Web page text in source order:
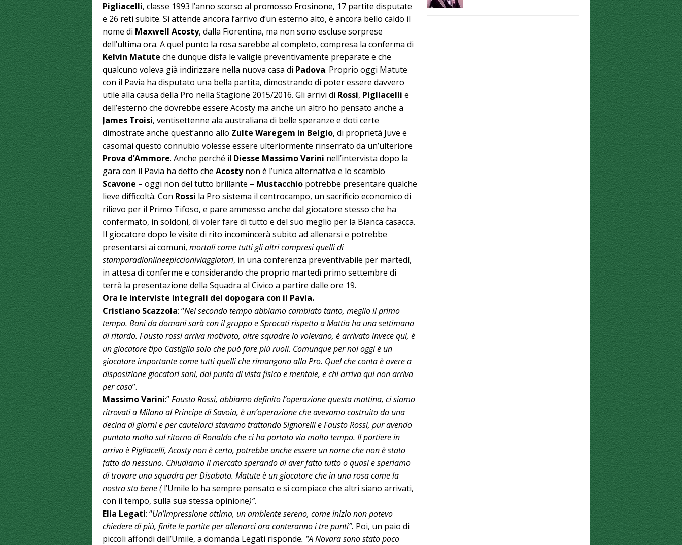
Pigliacelli, classe 1993 l’anno scorso al promosso Frosinone, 17 partite disputate
e 26 reti subite. Si attende ancora l’arrivo d’un esterno alto, è ancora bello caldo il
nome di Maxwell Acosty, dalla Fiorentina, ma non sono escluse sorprese
dell’ultima ora. A quel punto la rosa sarebbe al completo, compresa la conferma di
Kelvin Matute che dunque disfa le valigie preventivamente preparate e che
qualcuno voleva già indirizzare nella nuova casa di Padova. Proprio oggi Matute
con il Pavia ha disputato una bella partita, dimostrando di poter essere davvero
utile alla causa della Pro nella Stagione 2015/2016. Gli arrivi di Rossi, Pigliacelli e
dell’esterno che dovrebbe essere Acosty ma anche un altro ho pensato anche a
James Troisi, ventisettenne ala australiana di belle speranze e doti certe
dimostrate anche quest’anno allo Zulte Waregem in Belgio, di proprietà Juve e
casomai questo connubio volesse essere ulteriormente rinserrato da un’ulteriore
Prova d’Ammore. Anche perché il Diesse Massimo Varini nell’intervista dopo la
gara con il Pavia ha detto che Acostynon è l’unica alternativa e lo scambio
Scavone – oggi non del tutto brillante – Mustacchio potrebbe presentare qualche
lieve difficoltà. Con Rossi la Pro sistema il centrocampo, un sacrificio economico di
rilievo per il Primo Tifoso, e pare ammesso anche dal giocatore stesso che ha
confermato, in soldoni, di voler fare di tutto e del suo meglio per la Bianca casacca.
Il giocatore dopo le visite di rito incomincerà subito ad allenarsi e potrebbe
presentarsi ai comuni, mortali come tutti gli altri compresi quelli di
stamparadionlineepiccioniviaggiatori, in una conferenza preventivabile per martedì,
in attesa di conferme e considerando che proprio martedì primo settembre di
terrà la presentazione della Squadra al Civico a partire dalle ore 19.
Ora le interviste integrali del dopogara con il Pavia.
Cristiano Scazzola: “Nel secondo tempo abbiamo cambiato tanto, meglio il primo
tempo. Bani da domani sarà con il gruppo e Sprocati rispetto a Mattia ha una settimana
di ritardo. Fausto rossi arriva motivato, altre squadre lo volevano, è arrivato invece qui, è
un giocatore tipo Castiglia solo che può fare più ruoli. Comunque per noi oggi è un
giocatore importante come tutti quelli che rimangono alla Pro. Quel che conta è avere a
disposizione giocatori sani, dal punto di vista fisico e mentale, e chi arriva qui non arriva
per caso”.
Massimo Varini:”Fausto Rossi, abbiamo definito l’operazione questa mattina, ci siamo
ritrovati a Milano al Principe di Savoia, è un’operazione che avevamo costruito da una
decina di giorni e per cautelarci stavamo trattando Signorelli e Fausto Rossi, pur avendo
puntato molto sul ritorno di Ronaldo che ci ha portato via molto tempo. Il portiere in
arrivo è Pigliacelli, Acosty non è certo, potrebbe anche essere un nome che non è stato
fatto da nessuno. Chiudiamo il mercato sperando di aver fatto tutto o quasi e speriamo
di trovare una squadra per Disabato. Matute è un giocatore che in una rosa come la
nostra sta bene (l’Umile lo ha sempre pensato e si compiace che altri siano arrivati,
con il tempo, sulla sua stessa opinione)”.
Elia Legati: “Un’impressione ottima, un ambiente sereno, come inizio non potevo
chiedere di più, finite le partite per allenarci ora conteranno i tre punti”. Poi, un paio di
piccoli affondi dell’Umile, a domanda Legati risponde. “A Novara sono stato poco